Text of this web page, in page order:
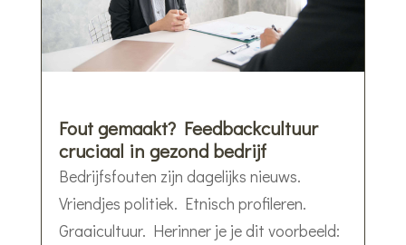
Fout gemaakt? Feedbackcultuur
cruciaal in gezond bedrijf
Bedrijfsfouten zijn dagelijks nieuws.
Vriendjes politiek. Etnisch profileren.
Graaicultuur. Herinner je je dit voorbeeld: